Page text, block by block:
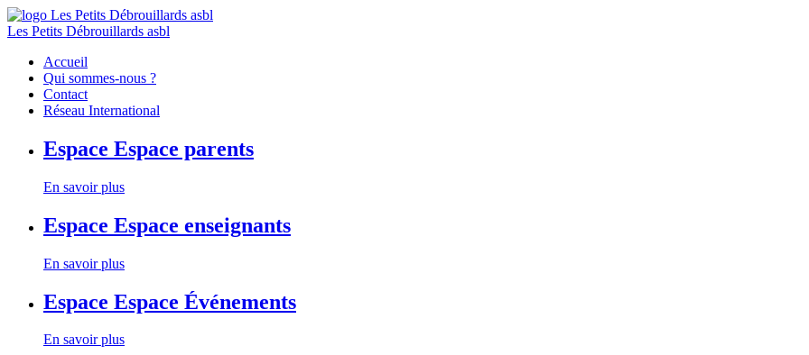
Les Petits Débrouillards asbl
Accueil
Qui sommes-nous ?
Contact
Réseau International
Espace Espace parents
En savoir plus
Espace Espace enseignants
En savoir plus
Espace Espace Événements
En savoir plus